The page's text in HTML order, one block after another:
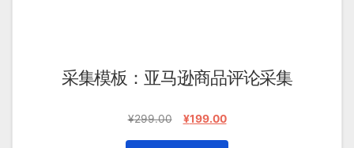
采集模板：亚马逊商品评论采集
¥299.00
原¥199.00当